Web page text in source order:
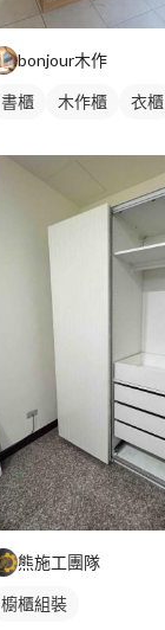
bonjour木作
書櫃 木作櫃 衣櫃
熊施工團隊
櫥櫃組裝